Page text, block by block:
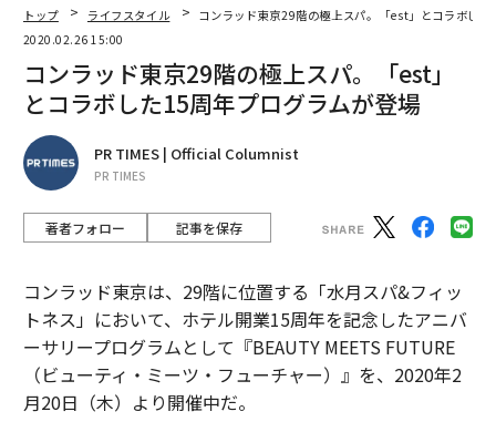
トップ ライフスタイル
コンラッド東京29階の極上スパ。「est」とコラボし
2020.02.26 15:00
コンラッド東京29階の極上スパ。「est」
とコラボした15周年プログラムが登場
PR TIMES | Official Columnist
PR TIMES
著者フォロー 記事を保存
コンラッド東京は、29階に位置する「水月スパ&フィッ
トネス」において、ホテル開業15周年を記念したアニバ
ーサリープログラムとして『BEAUTY MEETS FUTURE
（ビューティ・ミーツ・フューチャー）』を、2020年2
月20日（木）より開催中だ。